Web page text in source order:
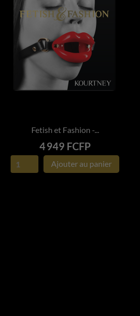
APERÇU RAPIDE
Fetish et Fashion -...
Prix
4 949 FCFP
Ajouter au panier